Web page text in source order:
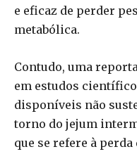
e eficaz de perder
metabólica.
Contudo, uma
em estudos
disponíveis não
torno do jejum
que se refere à